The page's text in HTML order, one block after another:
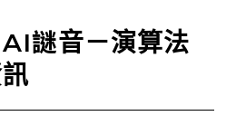
謎音－演算法